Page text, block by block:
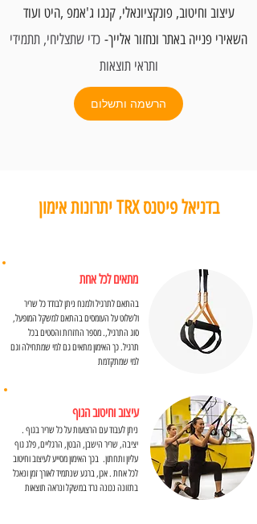
עיצוב וחיטוב, פונקציונאלי, קנגו ג'אמפ ,היט ועוד
השאירי פנייה באתר ונחזור אלייך- כדי שתצליחי, תתמידי
ותראי תוצאות
הרשמה ותשלום
יתרונות אימון TRX בדניאל פיטנס
מתאים לכל אחת
בהתאם לתרגיל ולמנח ניתן לבודד כל שריר
ולשלוט על העומסים בהתאם למשקל המופעל,
סוג התרגיל,. מספר החזרות והסטים בכל
תרגיל. כך האימון מתאים גם למי שמתחילה וגם
למי שמתקדמת
עיצוב וחיטוב הגוף
ניתן לעבוד עם הרצועות על כל שריר בגוף .
יציבה, שריר הישבן, הבטן, הרגליים, פלג גוף
עליון ותחתון. בכך האימון מסייע לעיצוב וחיטוב
לכל אחת . אכן, ברגע שנתמיד לאורך זמן ונאכל
בתזונה נכונה נרד במשקל ונראה תוצאות